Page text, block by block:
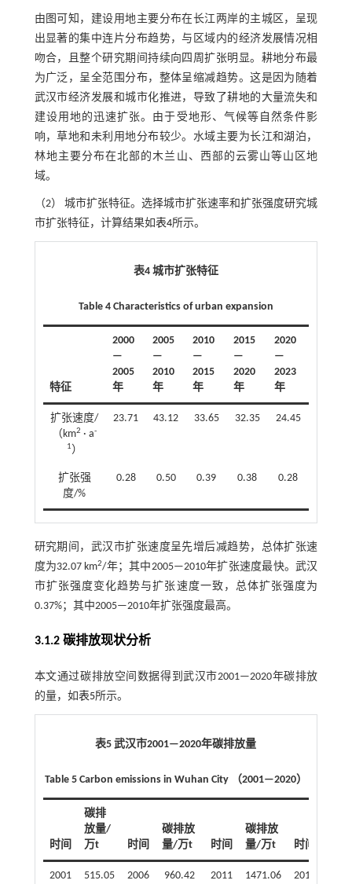
由图可知，建设用地主要分布在长江两岸的主城区，呈现
出显著的集中连片分布趋势，与区域内的经济发展情况相
吻合，且整个研究期间持续向四周扩张明显。耕地分布最
为广泛，呈全范围分布，整体呈缩减趋势。这是因为随着
武汉市经济发展和城市化推进，导致了耕地的大量流失和
建设用地的迅速扩张。由于受地形、气候等自然条件影
响，草地和未利用地分布较少。水域主要为长江和湖泊，
林地主要分布在北部的木兰山、西部的云雾山等山区地
域。
（2） 城市扩张特征。选择城市扩张速率和扩张强度研究城
市扩张特征，计算结果如表4所示。
表4 城市扩张特征
Table 4 Characteristics of urban expansion
特征
2000
—
2005
年
2005
—
2010
年
2010
—
2015
年
2015
—
2020
年
2020
—
2023
年
扩张速度/
（km2 · a-
1 ）
23.71 43.12 33.65 32.35 24.45
扩张强
度/%
0.28 0.50 0.39 0.38 0.28
研究期间，武汉市扩张速度呈先增后减趋势，总体扩张速
度为32.07 km2/年；其中2005—2010年扩张速度最快。武汉
市扩张强度变化趋势与扩张速度一致，总体扩张强度为
0.37%；其中2005—2010年扩张强度最高。
3.1.2 碳排放现状分析
本文通过碳排放空间数据得到武汉市2001—2020年碳排放
的量，如表5所示。
表5 武汉市2001—2020年碳排放量
Table 5 Carbon emissions in Wuhan City （2001—2020）
时间
碳排
放量/
万t
时间
碳排放
量/万t
时间
碳排放
量/万t
时间
2001
515.05
2006
960.42
2011
1471.06
2016